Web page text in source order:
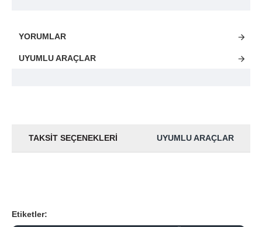
YORUMLAR
UYUMLU ARAÇLAR
TAKSIT SEÇENEKLERI UYUMLU ARAÇLAR
Etiketler: